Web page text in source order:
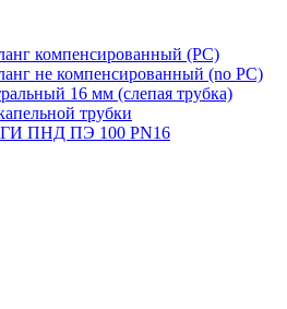
компенсированный (PC)
не компенсированный (no PC)
16 мм (слепая трубка)
трубки
ПНД ПЭ 100 PN16